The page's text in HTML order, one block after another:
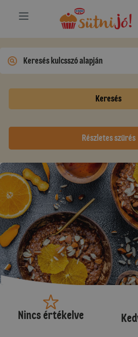
Keresés
Részletes szűrés
Nincs értékelve